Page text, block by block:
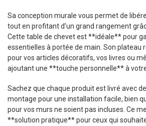
Sa conception murale vous permet de
tout en profitant d’un grand rangement
Cette table de chevet est **idéale** pour
essentielles à portée de main. Son plateau
pour vos articles décoratifs, vos livres ou
ajoutant une **touche personnelle** à
Sachez que chaque produit est livré avec
montage pour une installation facile, bien
pour vos murs ne soient pas incluses. Ce
**solution pratique** pour ceux qui